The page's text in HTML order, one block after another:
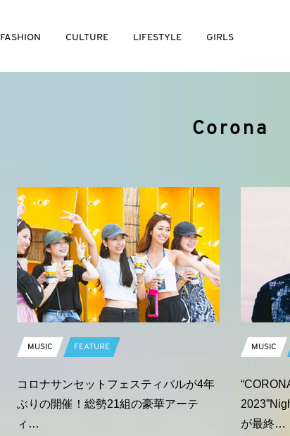
FASHION CULTURE LIFESTYLE GIRLS
Corona
MUSIC FEATURE
コロナサンセットフェスティバルが4年
ぶりの開催！総勢21組の豪華アーテ
ィ…
MUSIC
が最終…